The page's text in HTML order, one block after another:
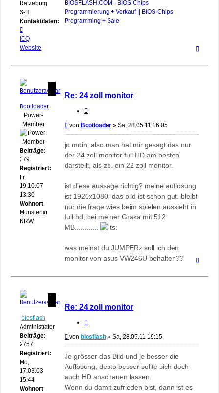
Ratzeburg,
S-H
Kontaktdaten:
von
biosflash
ICQ
Website
BIOSFLASH.COM - BIOS-Chips
Programmierung + Verkauf || BIOS-Chips
Programming + Sale
Bootloader
Power-
Member
Beiträge:
379
Registriert:
Fr,
19.10.07
13:30
Wohnort:
Münsterland
NRW
Re: 24 zoll monitor
Beitrag
von Bootloader » Sa, 28.05.11 16:05
jo moin, also man hat mir gesagt das nur
der 24 zoll monitor full HD am besten
darstellt, als zb. ein 22 zoll monitor.
ist diese aussage richtig? meine auflösung
ist 1920x1080. das bild ist schon gut. bleibt
nur die frage wies beim spielen aussieht in
full hd, bei meiner Graka mit 512
MB............
was meinst du JUMPERz soll ich den
monitor von asus VW246U behalten??
biosflash
Administrator
Beiträge:
2757
Registriert:
Mo,
17.03.03
15:44
Wohnort:
Re: 24 zoll monitor
Beitrag
von biosflash » Sa, 28.05.11 19:15
Je grösser das Bild und je besser die
Auflösung, desto besser sollte sich doch
auch HD anschauen lassen.
Wenn du damit zufrieden bist, dann ist es